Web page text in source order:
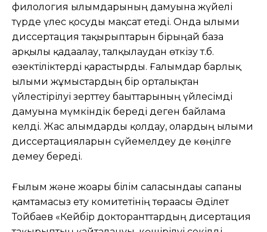
филология ғылымдарының дамуына жүйелі
түрде үлес қосуды мақсат етеді. Онда ғылыми
диссертация тақырыптарын бірыңғай база
арқылы қадағалау, талқылаудан өткізу т.б.
өзектіліктерді қарастырды. Ғалымдар барлық
ғылыми жұмыстардың бір орталықтан
үйлестірілуі зерттеу бағыттарының үйлесімді
дамуына мүмкіндік береді деген байламға
келді. Жас ғалымдарды қолдау, олардың ғылыми
диссертацияларын сүйемелдеу де көңілге
демеу береді.
Ғылым және жоғары білім саласындағы сапаны
қамтамасыз ету комитетінің төрағасы Әділет
Тойбаев «Кейбір докторанттардың дисертация